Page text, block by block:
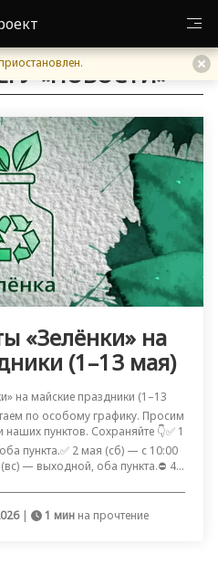
«НОВОСТИ»
«Зелёнки» на
(1–13 мая)
на майские праздники (1–13
по особому графику. Просим
пунктов. Сохраняйте 👇✅ 1
пункта.✅ 2 мая (сб) — с 10:00
— выходной, оба пункта.⛔️ 4...
| 1 минна прочтение